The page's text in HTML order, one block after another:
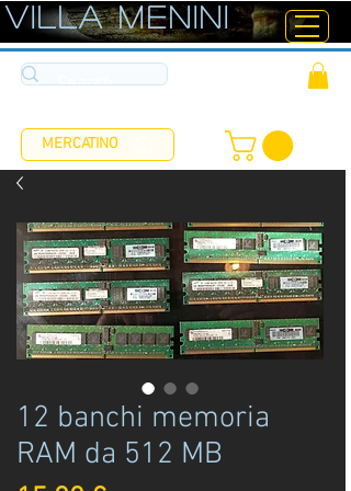
ViLLA MENINI
12 banchi memoria
RAM da 512 MB
MERCATINO